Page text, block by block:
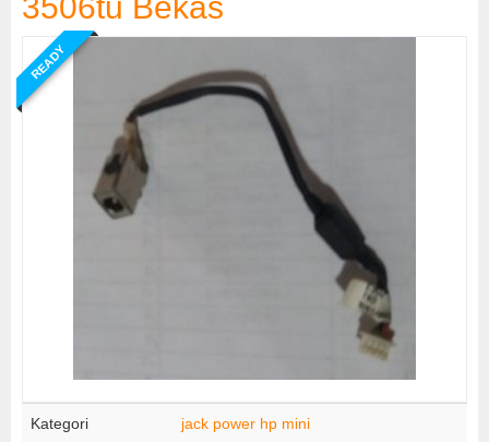
3506tu Bekas
READY
Kategori jack power hp mini